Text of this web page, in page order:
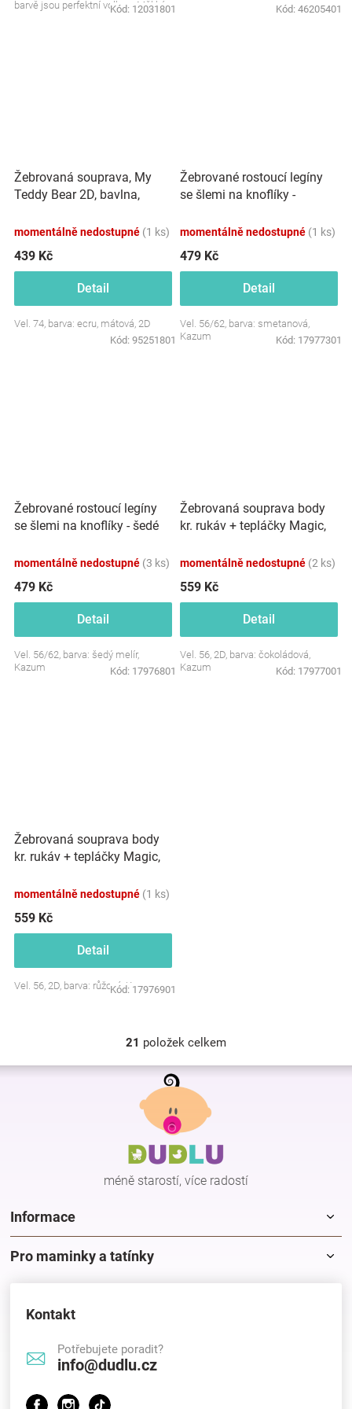
barvě jsou perfektní volbou. Měkké,
Kód: 12031801 Kód: 46205401
Žebrovaná souprava, My
Teddy Bear 2D, bavlna,
momentálně nedostupné (1 ks)
439 Kč
Detail
Vel. 74, barva: ecru, mátová, 2D
Kód: 95251801
Žebrované rostoucí legíny
se šlemi na knoflíky -
momentálně nedostupné (1 ks)
479 Kč
Detail
Vel. 56/62, barva: smetanová,
Kazum
Kód: 17977301
Žebrované rostoucí legíny
se šlemi na knoflíky - šedé
momentálně nedostupné (3 ks)
479 Kč
Detail
Vel. 56/62, barva: šedý melír,
Kazum
Kód: 17976801
Žebrovaná souprava body
kr. rukáv + tepláčky Magic,
momentálně nedostupné (2 ks)
559 Kč
Detail
Vel. 56, 2D, barva: čokoládová,
Kazum
Kód: 17977001
Žebrovaná souprava body
kr. rukáv + tepláčky Magic,
momentálně nedostupné (1 ks)
559 Kč
Detail
Vel. 56, 2D, barva: růžová, Kazum
Kód: 17976901
O
v
l
d
a
c
í
p
r
21 položek celkem
Z
méně starostí, více radostí
Informace
Pro maminky a tatínky
Kontakt
Potřebujete poradit?
info@dudlu.cz